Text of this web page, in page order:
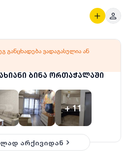
ბინა ორთაჭალაში
+11
განცხადება ვადაგასულია ან
არქივიდან